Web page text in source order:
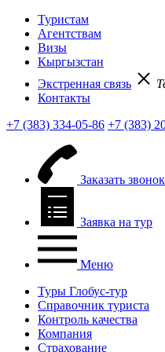
Туристам
Агентствам
Визы
Кыргызстан
Экстренная связь
Контакты
+7 (383) 334-05-86 +7 (383)
Заказать звонок
Заявка на тур
Меню
Туры Глобус-тур
Справочник туриста
Контроль качества
Компания
Страхование